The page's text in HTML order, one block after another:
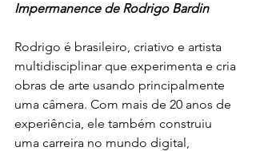
Impermanence de Rodrigo Bardin
Rodrigo é brasileiro, criativo e artista
multidisciplinar que experimenta e cria
obras de arte usando principalmente
uma câmera. Com mais de 20 anos de
experiência, ele também construiu
uma carreira no mundo digital,